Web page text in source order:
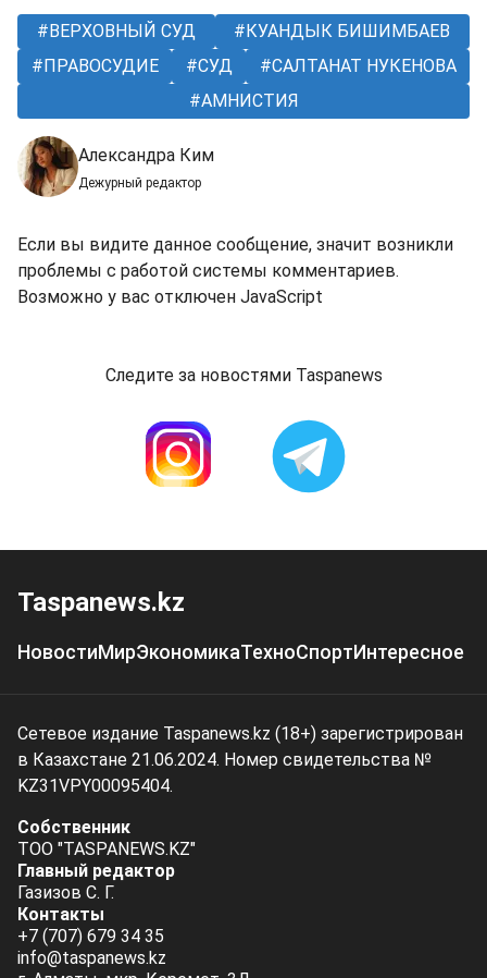
ВЕРХОВНЫЙ СУД
КУАНДЫК БИШИМБАЕВ
ПРАВОСУДИЕ
СУД
САЛТАНАТ НУКЕНОВА
АМНИСТИЯ
Александра Ким
Дежурный редактор
Если вы видите данное сообщение, значит возникли
проблемы с работой системы комментариев.
Возможно у вас отключен JavaScript
Следите за новостями Taspanews
Taspanews.kz
НовостиМирЭкономикаТехноСпортИнтересное
Сетевое издание Taspanews.kz (18+) зарегистрирован
в Казахстане 21.06.2024. Номер свидетельства №
KZ31VPY00095404.
Собственник
ТОО "TASPANEWS.KZ"
Главный редактор
Газизов С. Г.
Контакты
+7 (707) 679 34 35
info@taspanews.kz